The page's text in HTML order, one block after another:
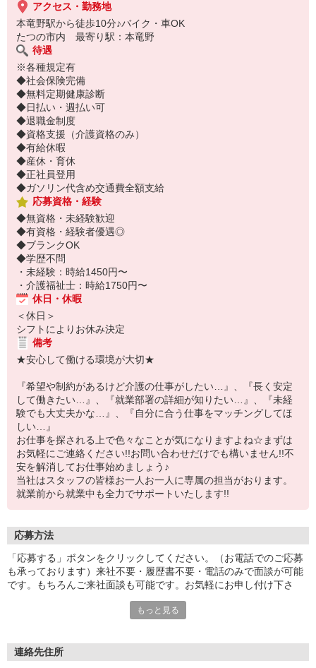
アクセス・勤務地
本竜野駅から徒歩10分♪バイク・車OK
たつの市内 最寄り駅：本竜野
待遇
※各種規定有
◆社会保険完備
◆無料定期健康診断
◆日払い・週払い可
◆退職金制度
◆資格支援（介護資格のみ）
◆有給休暇
◆産休・育休
◆正社員登用
◆ガソリン代含め交通費全額支給
応募資格・経験
◆無資格・未経験歓迎
◆有資格・経験者優遇◎
◆ブランクOK
◆学歴不問
・未経験：時給1450円〜
・介護福祉士：時給1750円〜
休日・休暇
＜休日＞
シフトによりお休み決定
備考
★安心して働ける環境が大切★
『希望や制約があるけど介護の仕事がしたい…』、『長く安定
して働きたい…』、『就業部署の詳細が知りたい…』、『未経
験でも大丈夫かな…』、『自分に合う仕事をマッチングしてほ
しい…』
お仕事を探される上で色々なことが気になりますよね☆まずは
お気軽にご連絡ください!!お問い合わせだけでも構いません!!不
安を解消してお仕事始めましょう♪
当社はスタッフの皆様お一人お一人に専属の担当がおります。
就業前から就業中も全力でサポートいたします!!
応募方法
「応募する」ボタンをクリックしてください。（お電話でのご応募
も承っております）来社不要・履歴書不要・電話のみで面談が可能
です。もちろんご来社面談も可能です。お気軽にお申し付け下さ
もっと見る
連絡先住所